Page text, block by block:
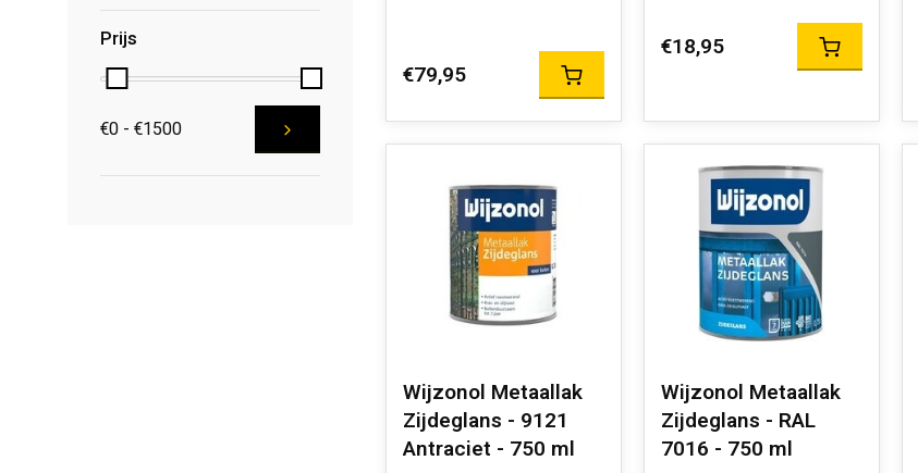
Prijs
€0 - €1500
€79,95
€18,95
Wijzonol Metaallak
Zijdeglans - 9121
Antraciet - 750 ml
Wijzonol Metaallak
Zijdeglans - RAL
7016 - 750 ml